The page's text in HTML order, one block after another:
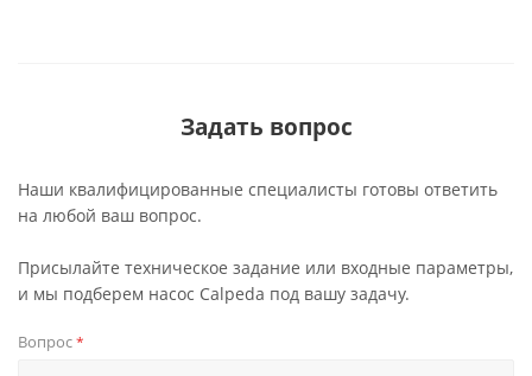
Задать вопрос
Наши квалифицированные специалисты готовы ответить
на любой ваш вопрос.
Присылайте техническое задание или входные параметры,
и мы подберем насос Calpeda под вашу задачу.
Вопрос*